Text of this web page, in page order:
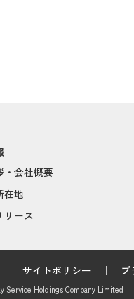
・会社概要
在地
リース
サイトポリシー
Service Holdings Company Limited